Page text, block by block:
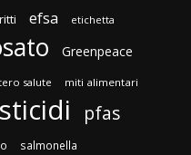
efsa etichetta
Greenpeace
salute miti alimentari
pfas
salmonella